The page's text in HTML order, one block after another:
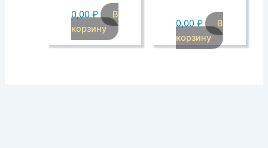
0,00 ₽
В
корзину
0,00 ₽
В
корзину